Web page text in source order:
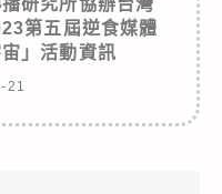
第五屆逆食媒體
」活動資訊
21